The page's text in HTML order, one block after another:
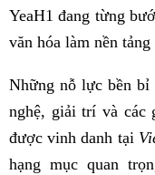
YeaH1 đang từng
văn hóa làm nền
Những nỗ lực bền
nghệ, giải trí và các
được vinh danh tại
hạng mục quan